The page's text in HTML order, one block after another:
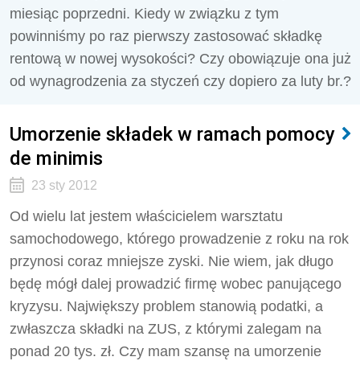
miesiąc poprzedni. Kiedy w związku z tym
powinniśmy po raz pierwszy zastosować składkę
rentową w nowej wysokości? Czy obowiązuje ona już
od wynagrodzenia za styczeń czy dopiero za luty br.?
Umorzenie składek w ramach pomocy
de minimis
23 sty 2012
Od wielu lat jestem właścicielem warsztatu
samochodowego, którego prowadzenie z roku na rok
przynosi coraz mniejsze zyski. Nie wiem, jak długo
będę mógł dalej prowadzić firmę wobec panującego
kryzysu. Największy problem stanowią podatki, a
zwłaszcza składki na ZUS, z którymi zalegam na
ponad 20 tys. zł. Czy mam szansę na umorzenie